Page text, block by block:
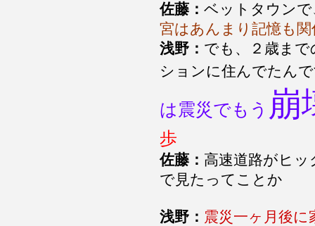
佐藤： ベットタウンで
宮はあんまり記憶も
浅野： でも、２歳ま
ションに住んでたん
は震災でもう 崩
歩
佐藤： 高速道路がヒ
で見たってことか
浅野： 震災一ヶ月後に